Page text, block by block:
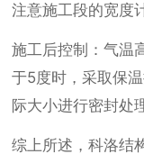
注意施工段的宽度
施工后控制：气温
于5度时，采取保
际大小进行密封处
综上所述，科洛结